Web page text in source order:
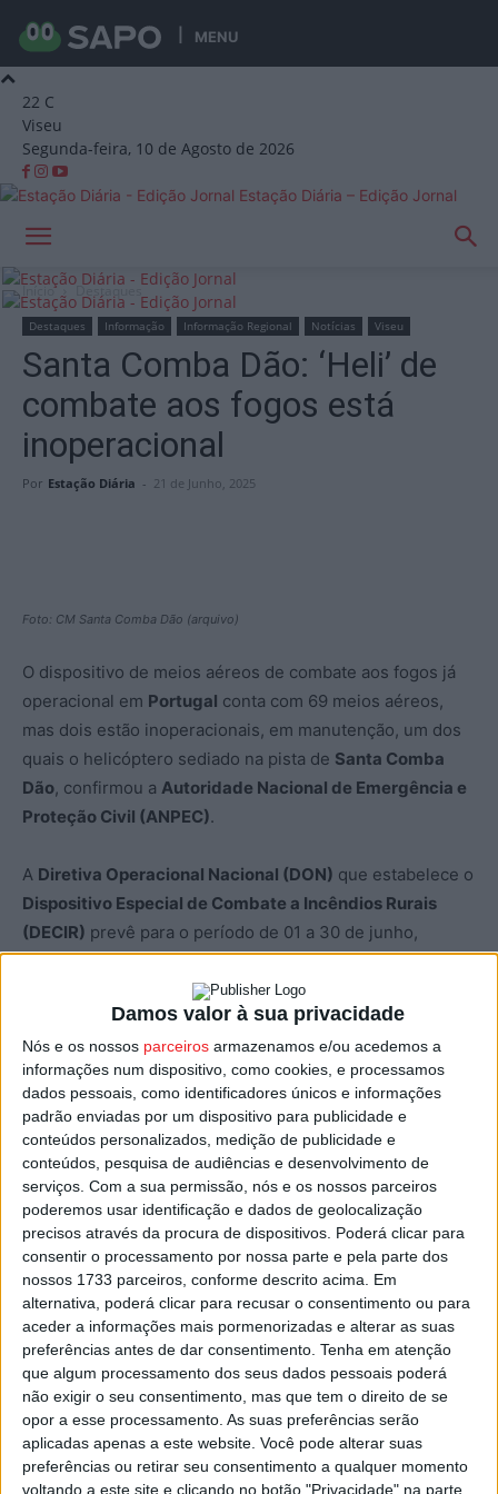
Damos valor à sua privacidade
Nós e os nossos parceiros armazenamos e/ou acedemos a
informações num dispositivo, como cookies, e processamos
dados pessoais, como identificadores únicos e informações
padrão enviadas por um dispositivo para publicidade e
conteúdos personalizados, medição de publicidade e
conteúdos, pesquisa de audiências e desenvolvimento de
serviços. Com a sua permissão, nós e os nossos parceiros
poderemos usar identificação e dados de geolocalização
precisos através da procura de dispositivos. Poderá clicar para
consentir o processamento por nossa parte e pela parte dos
nossos 1733 parceiros, conforme descrito acima. Em
alternativa, poderá clicar para recusar o consentimento ou para
aceder a informações mais pormenorizadas e alterar as suas
preferências antes de dar consentimento. Tenha em atenção
que algum processamento dos seus dados pessoais poderá
não exigir o seu consentimento, mas que tem o direito de se
opor a esse processamento. As suas preferências serão
aplicadas apenas a este website. Você pode alterar suas
preferências ou retirar seu consentimento a qualquer momento
voltando a este site e clicando no botão "Privacidade" na parte
MENU
22 C
Viseu
Segunda-feira, 10 de Agosto de 2026
Estação Diária – Edição Jornal
Início Destaques
Destaques Informação Informação Regional Notícias Viseu
Santa Comba Dão: ‘Heli’ de
combate aos fogos está
inoperacional
Por Estação Diária - 21 de Junho, 2025
Foto: CM Santa Comba Dão (arquivo)
O dispositivo de meios aéreos de combate aos fogos já
operacional em Portugal conta com 69 meios aéreos,
mas dois estão inoperacionais, em manutenção, um dos
quais o helicóptero sediado na pista de Santa Comba
Dão, confirmou a Autoridade Nacional de Emergência e
Proteção Civil (ANPEC).
A Diretiva Operacional Nacional (DON) que estabelece o
Dispositivo Especial de Combate a Incêndios Rurais
(DECIR) prevê para o período de 01 a 30 de junho,
denominado fase ‘Charlie’, um total de 76 meios aéreos,
mas operacionais para combate às chamas estão apenas
A ANEPC indicou que dos 36 helicópteros ligeiros
operacionais, um está noCentro de Meios Aéreos de
Armamar e outro emViseu.
Dos 18 aviões médios anfíbios há dois sediados na pista
do Aeródromo de Viseu, onde se encontra também uma
aeronave para reconhecimento, avaliação e coordenação.
Esta e outras notícias para ouvir na Estação Diária – 96.8
FM ou emwww.968.fm.
Pub
TAGS Combate aos incêndios Helicóptero
Meios Aéreos